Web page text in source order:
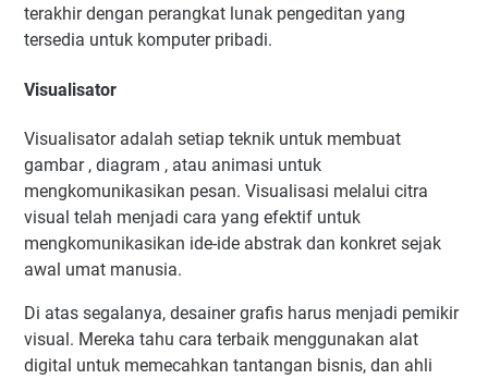
terakhir dengan perangkat lunak pengeditan yang
tersedia untuk komputer pribadi.
Visualisator
Visualisator adalah setiap teknik untuk membuat
gambar , diagram , atau animasi untuk
mengkomunikasikan pesan. Visualisasi melalui citra
visual telah menjadi cara yang efektif untuk
mengkomunikasikan ide-ide abstrak dan konkret sejak
awal umat manusia.
Di atas segalanya, desainer grafis harus menjadi pemikir
visual. Mereka tahu cara terbaik menggunakan alat
digital untuk memecahkan tantangan bisnis, dan ahli